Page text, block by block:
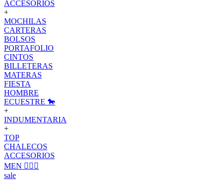
ACCESORIOS
+
MOCHILAS
CARTERAS
BOLSOS
PORTAFOLIO
CINTOS
BILLETERAS
MATERAS
FIESTA
HOMBRE
ECUESTRE 🐎
+
INDUMENTARIA
+
TOP
CHALECOS
ACCESORIOS
MEN 🙋🏽‍♂️
sale